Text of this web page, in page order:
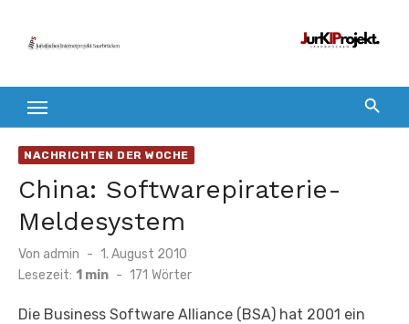
Inhalt
NACHRICHTEN DER WOCHE
China: Softwarepiraterie-
Meldesystem
Von admin
Veröffentlicht
am
1. August 2010
Lesezeit: 1 min - 171 Wörter
Die Business Software Alliance (BSA) hat 2001 ein